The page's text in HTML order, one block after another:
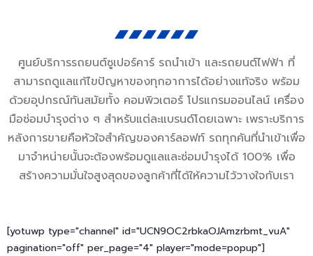
ศูนย์บริการรถยนต์ซูเปอร์คาร์ รถนำเข้า และรถยนต์ไฟฟ้า ที่
สามารถดูแลแก้ไขปัญหาของทุกอาการได้อย่างแท้จริง พร้อม
ด้วยอุปกรณ์ทันสมัยทั้ง คอมพิวเตอร์ โปรแกรมออนไลน์ เครื่อง
มือซ่อมบำรุงต่าง ๆ สำหรับแต่ละแบรนด์โดยเฉพาะ เพราะบริการ
หลังการขายคือหัวใจสำคัญของคาร์ลอฟท์ รถทุกคันที่นำเข้าเพื่อ
มาจำหน่ายนั้นจะต้องพร้อมดูแลและซ่อมบำรุงได้ 100% เพื่อ
สร้างความมั่นใจสูงสุดของลูกค้าที่ได้ให้ความไว้วางใจกับเรา
[yotuwp type="channel" id="UCN9OC2rbkaOJAmzrbmt_vuA"
pagination="off" per_page="4" player="mode=popup"]